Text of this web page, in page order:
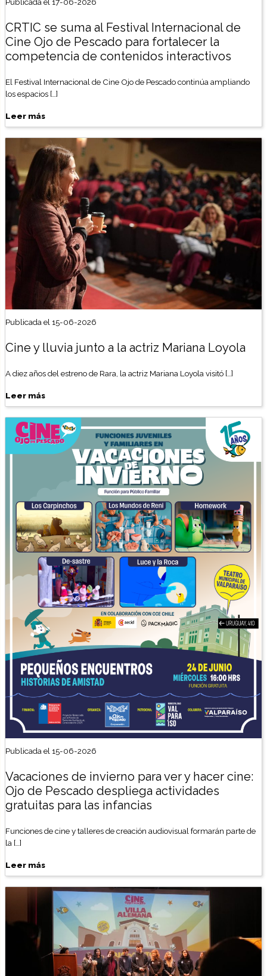
Publicada el 17-06-2026
CRTIC se suma al Festival Internacional de
Cine Ojo de Pescado para fortalecer la
competencia de contenidos interactivos
El Festival Internacional de Cine Ojo de Pescado continúa ampliando
los espacios […]
Leer más
Publicada el 15-06-2026
Cine y lluvia junto a la actriz Mariana Loyola
A diez años del estreno de Rara, la actriz Mariana Loyola visitó […]
Leer más
Publicada el 15-06-2026
Vacaciones de invierno para ver y hacer cine:
Ojo de Pescado despliega actividades
gratuitas para las infancias
Funciones de cine y talleres de creación audiovisual formarán parte de
la […]
Leer más